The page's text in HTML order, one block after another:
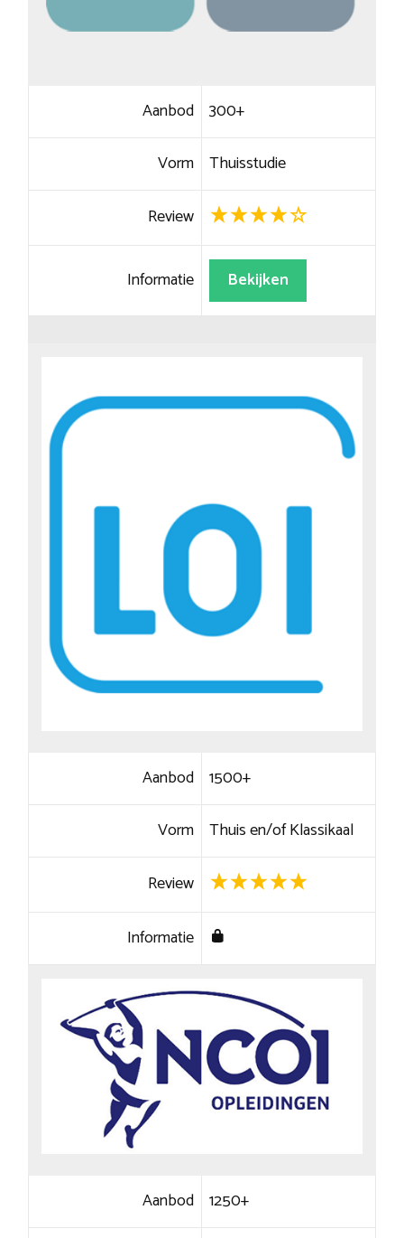
Aanbod 300+
Vorm Thuisstudie
Review
Informatie Bekijken
Aanbod 1500+
Vorm Thuis en/of Klassikaal
Review
Informatie
Aanbod 1250+